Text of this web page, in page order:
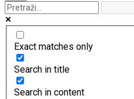
Exact matches only
Search in title
Search in content